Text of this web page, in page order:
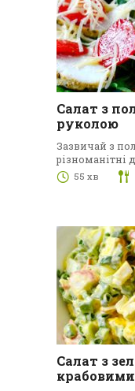
Салат з
руколою
Зазвичай з
різноманітні
55 хв
Салат з